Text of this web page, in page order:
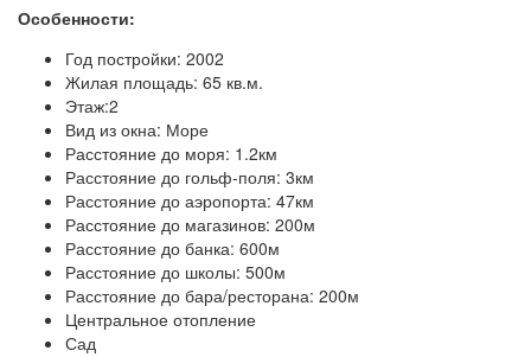
Особенности:
Год постройки: 2002
Жилая площадь: 65 кв.м.
Этаж:2
Вид из окна: Море
Расстояние до моря: 1.2км
Расстояние до гольф-поля: 3км
Расстояние до аэропорта: 47км
Расстояние до магазинов: 200м
Расстояние до банка: 600м
Расстояние до школы: 500м
Расстояние до бара/ресторана: 200м
Центральное отопление
Сад